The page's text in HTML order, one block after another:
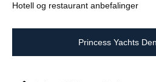
Hotell og restaurant anbefalinger
Princess Yachts